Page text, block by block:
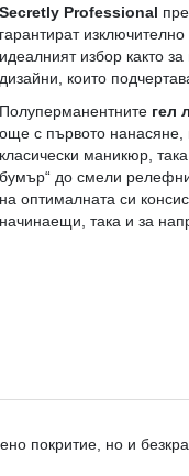
Secretly Professional
гарантират
идеалният избор както
дизайни, които
Полуперманентните гел
още с първото нанасяне,
класически маникюр,
бумър“ до смели
на оптималната си
начинаещи, така и за
покритие, но и